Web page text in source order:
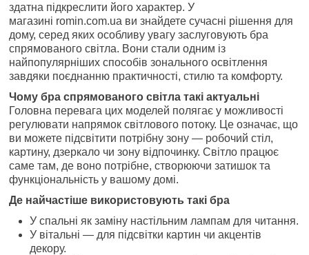
здатна підкреслити його характер. У
магазині romin.com.ua ви знайдете сучасні рішення для
дому, серед яких особливу увагу заслуговують бра
спрямованого світла. Вони стали одним із
найпопулярніших способів зонального освітлення
завдяки поєднанню практичності, стилю та комфорту.
Чому бра спрямованого світла такі актуальні
Головна перевага цих моделей полягає у можливості
регулювати напрямок світлового потоку. Це означає, що
ви можете підсвітити потрібну зону — робочий стіл,
картину, дзеркало чи зону відпочинку. Світло працює
саме там, де воно потрібне, створюючи затишок та
функціональність у вашому домі.
Де найчастіше використовують такі бра
У спальні як заміну настільним лампам для читання.
У вітальні — для підсвітки картин чи акцентів
декору.